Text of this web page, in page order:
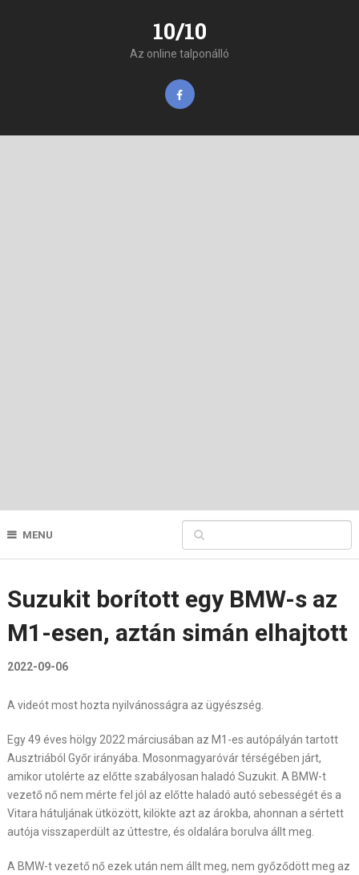
10/10
Az online talponálló
MENU
Suzukit borított egy BMW-s az
M1-esen, aztán simán elhajtott
2022-09-06
A videót most hozta nyilvánosságra az ügyészség.
Egy 49 éves hölgy 2022 márciusában az M1-es autópályán tartott
Ausztriából Győr irányába. Mosonmagyaróvár térségében járt,
amikor utolérte az előtte szabályosan haladó Suzukit. A BMW-t
vezető nő nem mérte fel jól az előtte haladó autó sebességét és a
Vitara hátuljának ütközött, kilökte azt az árokba, ahonnan a sértett
autója visszaperdült az úttestre, és oldalára borulva állt meg.
A BMW-t vezető nő ezek után nem állt meg, nem győződött meg az